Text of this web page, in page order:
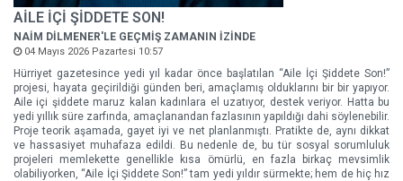
AİLE İÇİ ŞİDDETE SON!
NAİM DİLMENER'LE GEÇMİŞ ZAMANIN İZİNDE
04 Mayıs 2026 Pazartesi 10:57
Hürriyet gazetesince yedi yıl kadar önce başlatılan “Aile İçi Şiddete Son!”
projesi, hayata geçirildiği günden beri, amaçlamış olduklarını bir bir yapıyor.
Aile içi şiddete maruz kalan kadınlara el uzatıyor, destek veriyor. Hatta bu
yedi yıllık süre zarfında, amaçlanandan fazlasının yapıldığı dahi söylenebilir.
Proje teorik aşamada, gayet iyi ve net planlanmıştı. Pratikte de, aynı dikkat
ve hassasiyet muhafaza edildi. Bu nedenle de, bu tür sosyal sorumluluk
projeleri memlekette genellikle kısa ömürlü, en fazla birkaç mevsimlik
olabiliyorken, “Aile İçi Şiddete Son!” tam yedi yıldır sürmekte; hem de hiç hız